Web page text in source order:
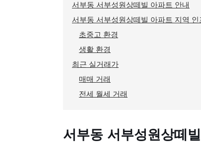
서부동 서부성원상떼빌 아파트 안내
서부동 서부성원상떼빌 아파트 지역 인
초중고 환경
생활 환경
최근 실거래가
매매 거래
전세 월세 거래
서부동 서부성원상떼